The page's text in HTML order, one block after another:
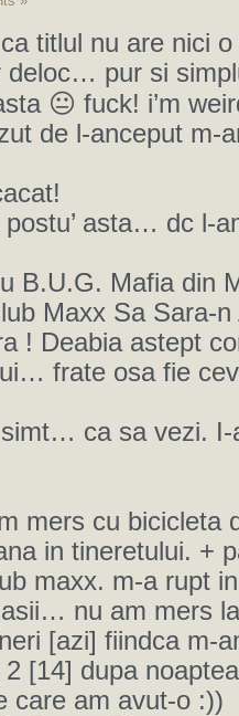
titlul nu are nici o
deloc… pur si
😐 fuck! i’m
de l-anceput m-
asta… dc l-
B.U.G. Mafia din
Maxx Sa Sara-
! Deabia astept
frate osa fie
ca sa vezi. I-
mers cu bicicleta
in tineretului. +
maxx. m-a rupt
nu am mers
[azi] fiindca m-
2 [14] dupa noaptea
care am avut-o :))